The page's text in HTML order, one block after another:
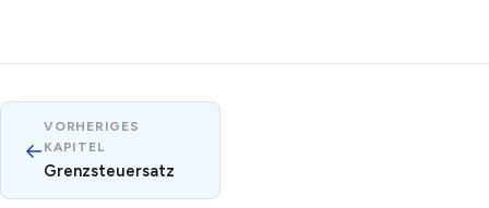
←
VORHERIGES
KAPITEL
Grenzsteuersatz